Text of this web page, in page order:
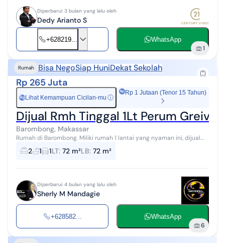
Diperbarui 3 bulan yang lalu oleh
Dedy Arianto S
+628219... WhatsApp
1
Rumah Bisa NegoSiap HuniDekat Sekolah
Rp 265 Juta
Rp Lihat Kemampuan Cicilan-mu ⓘ
Rp 1 Jutaan (Tenor 15 Tahun)
Dijual Rmh Tinggal 1Lt Perum
Barombong, Makassar
Rumah di Barombong. Miliki rumah 1 lantai yang nyaman ini, dijual
dengan pemandangan asri yang menambah nilai estetika di
lingkungan hunian. Ruma...
2 1 1LT: 72 m²LB: 72 m²
Diperbarui 4 bulan yang lalu oleh
Sherly M Mandagie
+628582... WhatsApp
6